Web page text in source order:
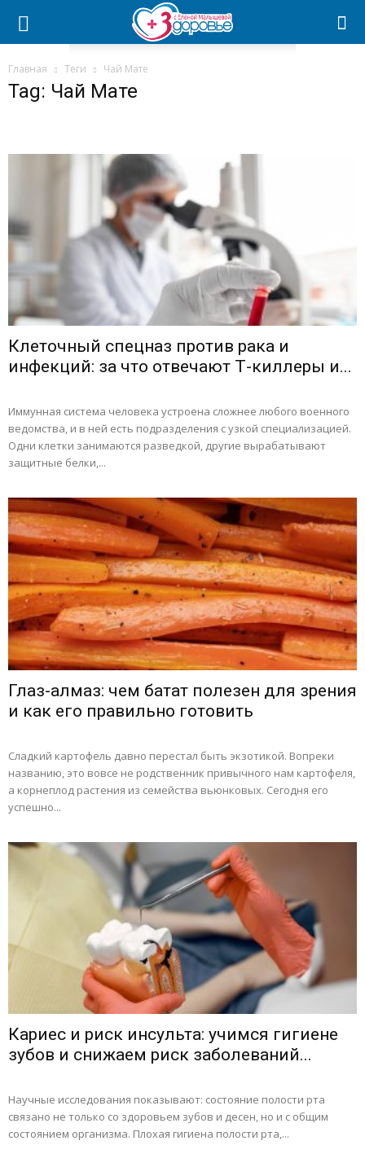
Главная Теги Чай Мате
Tag: Чай Мате
Клеточный спецназ против рака и
инфекций: за что отвечают Т-киллеры и...
Иммунная система человека устроена сложнее любого военного
ведомства, и в ней есть подразделения с узкой специализацией.
Одни клетки занимаются разведкой, другие вырабатывают
защитные белки,...
Глаз-алмаз: чем батат полезен для зрения
и как его правильно готовить
Сладкий картофель давно перестал быть экзотикой. Вопреки
названию, это вовсе не родственник привычного нам картофеля,
а корнеплод растения из семейства вьюнковых. Сегодня его
успешно...
Кариес и риск инсульта: учимся гигиене
зубов и снижаем риск заболеваний...
Научные исследования показывают: состояние полости рта
связано не только со здоровьем зубов и десен, но и с общим
состоянием организма. Плохая гигиена полости рта,...